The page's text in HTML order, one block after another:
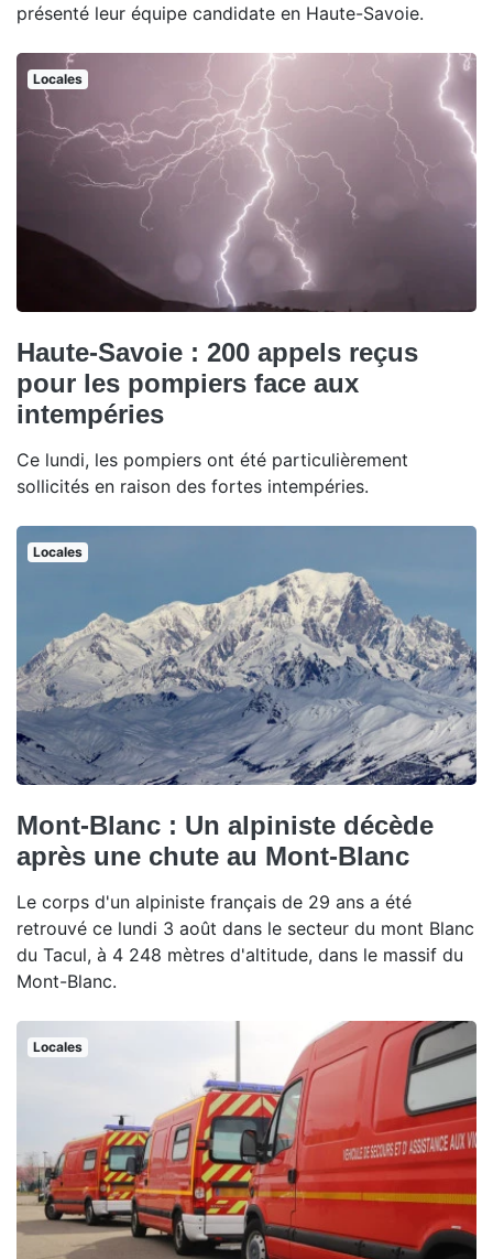
présenté leur équipe candidate en Haute-Savoie.
Locales
Haute-Savoie : 200 appels reçus
pour les pompiers face aux
intempéries
Ce lundi, les pompiers ont été particulièrement
sollicités en raison des fortes intempéries.
Locales
Mont-Blanc : Un alpiniste décède
après une chute au Mont-Blanc
Le corps d'un alpiniste français de 29 ans a été
retrouvé ce lundi 3 août dans le secteur du mont Blanc
du Tacul, à 4 248 mètres d'altitude, dans le massif du
Mont-Blanc.
Locales